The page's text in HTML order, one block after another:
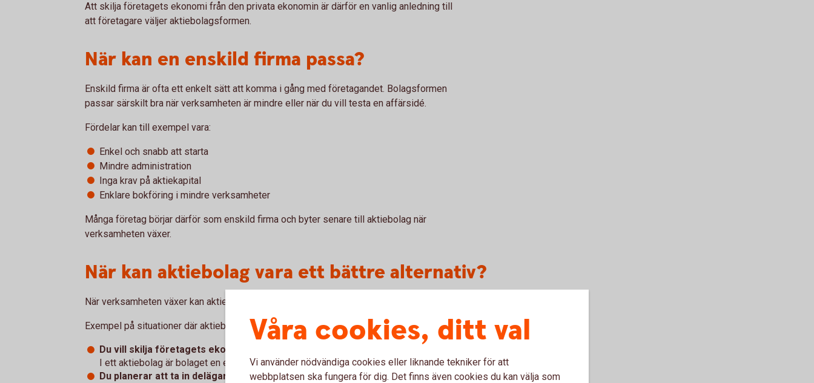
Att skilja företagets ekonomi från den privata ekonomin är därför en vanlig anledning till
att företagare väljer aktiebolagsformen.
När kan en enskild firma passa?
Enskild firma är ofta ett enkelt sätt att komma i gång med företagandet. Bolagsformen
passar särskilt bra när verksamheten är mindre eller när du vill testa en affärsidé.
Fördelar kan till exempel vara:
Enkel och snabb att starta
Mindre administration
Inga krav på aktiekapital
Enklare bokföring i mindre verksamheter
Många företag börjar därför som enskild firma och byter senare till aktiebolag när
verksamheten växer.
När kan aktiebolag vara ett bättre alternativ?
När verksamheten växer kan aktiebolagsformen ge fler möjligheter.
Exempel på situationer där aktiebolag ofta passar bättre:
Du vill skilja företagets ekonomi från din privata.
I ett aktiebolag är bolaget en egen juridisk person.
Du planerar att ta in delägare.
Våra cookies, ditt val
Vi använder nödvändiga cookies eller liknande tekniker för att
webbplatsen ska fungera för dig. Det finns även cookies du kan välja som